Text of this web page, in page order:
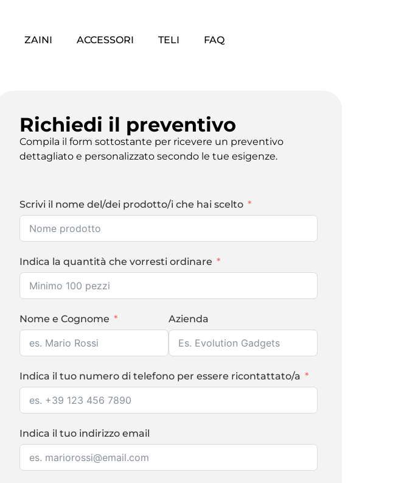
ZAINI ACCESSORI TELI FAQ
Richiedi il preventivo
Compila il form sottostante per ricevere un preventivo
dettagliato e personalizzato secondo le tue esigenze.
Scrivi il nome del/dei prodotto/i che hai scelto
Indica la quantità che vorresti ordinare
Nome e Cognome Azienda
Indica il tuo numero di telefono per essere ricontattato/a
Indica il tuo indirizzo email